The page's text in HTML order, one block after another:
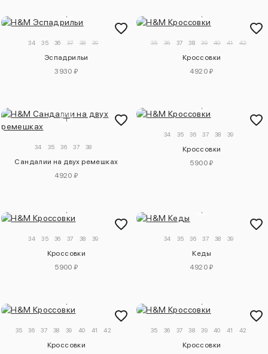
34 35 36 37 38 39
Эспадрильи
3930 ₽
35 36 37 38 39 40 41 42
Кроссовки
4920 ₽
34 35 36 37 38
Сандалии на двух ремешках
4920 ₽
34 35 36 37 38 39
Кроссовки
5900 ₽
34 35 36 37 38 39
Кроссовки
5900 ₽
34 35 36 37 38 39
Кеды
4920 ₽
35 36 37 38 39 40 41 42
Кроссовки
35 36 37 38 39 40 41 42
Кроссовки